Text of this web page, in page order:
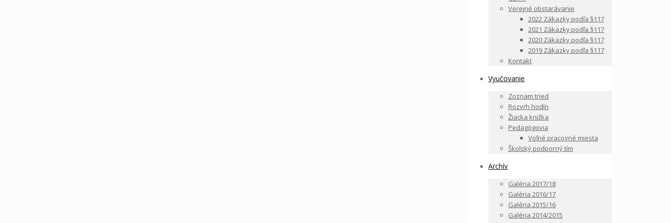
Verejné obstarávanie
2022 Zákazky podľa §117
2021 Zákazky podľa §117
2020 Zákazky podľa §117
2019 Zákazky podľa §117
Kontakt
Vyučovanie
Zoznam tried
Rozvrh hodín
Žiacka knižka
Pedagógovia
Voľné pracovné miesta
Školský podporný tím
Archív
Galéria 2017/18
Galéria 2016/17
Galéria 2015/16
Galéria 2014/2015